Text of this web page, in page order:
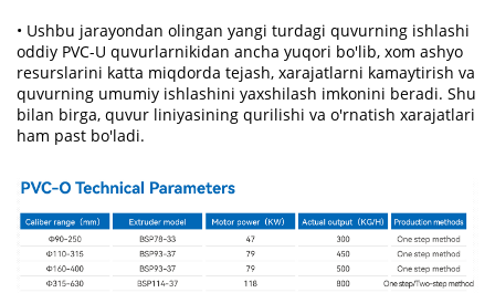
• Ushbu jarayondan olingan yangi turdagi quvurning ishlashi
oddiy PVC-U quvurlarnikidan ancha yuqori bo'lib, xom ashyo
resurslarini katta miqdorda tejash, xarajatlarni kamaytirish va
quvurning umumiy ishlashini yaxshilash imkonini beradi. Shu
bilan birga, quvur liniyasining qurilishi va o'rnatish xarajatlari
ham past bo'ladi.